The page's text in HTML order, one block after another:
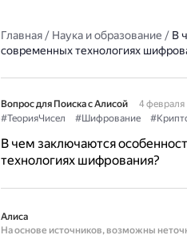
Главная/ Наука и образование / В
современных технологиях
Вопрос для Поиска с Алисой
4 февраля
#ТеорияЧисел
#Шифрование
В чем заключаются
технологиях шифрования?
Алиса
На основе источников, возможны